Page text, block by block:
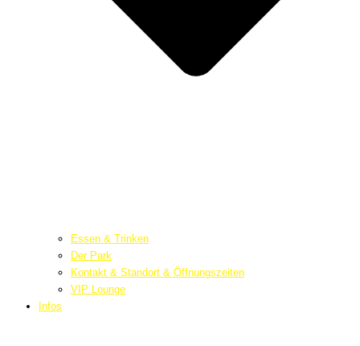
Essen & Trinken
Der Park
Kontakt & Standort & Öffnungszeiten
VIP Lounge
Infos